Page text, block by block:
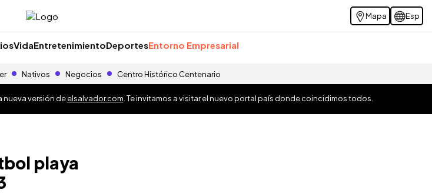
Mapa Esp
VidaEntretenimientoDeportesEntorno Empresarial
Nativos Negocios Centro Histórico Centenario
nueva versión deelsalvador.com . Te invitamos a visitar el nuevo portal país donde coincidimos todos.
playa